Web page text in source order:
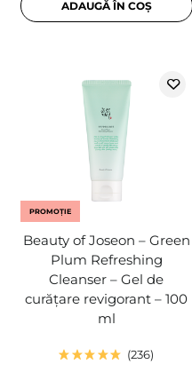
ADAUGĂ ÎN COȘ
PROMOȚIE
Beauty of Joseon – Green
Plum Refreshing
Cleanser – Gel de
curățare revigorant – 100
ml
236